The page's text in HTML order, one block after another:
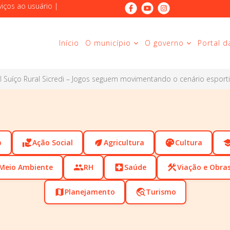
ao usuário |
Início O município O governo Portal
Suíço Rural Sicredi – Jogos seguem movimentando o cenário
volunteer_activismAção Social ecoAgricultura paletteCultura
Ambiente peopleRH local_hospitalSaúde constructionViação e
map Planejamento travel_exploreTurismo